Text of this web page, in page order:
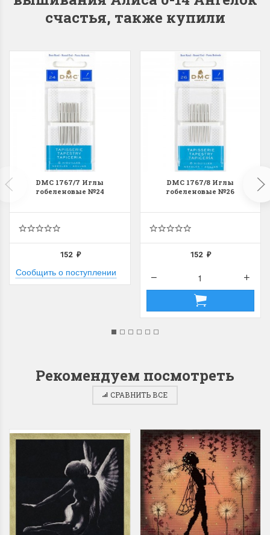
Dimensions 35231
Willow Swan
(Ива-лебедь)
Хороший набор
Отличный набор, канва,
нитки и схема, всё в
отличном состоянии.
Ларина Евгения
1 апреля 2026 14:55
13648USA
с
Красивый
Очень красивый
комплектация
счастья, также купили
DMC 1767/7 Иглы
гобеленовые №24
152 ₽
Сообщить о поступлении
DMC 1767/8 Иглы
гобеленовые №26
152₽
Рекомендуем посмотреть
СРАВНИТЬ ВСЕ